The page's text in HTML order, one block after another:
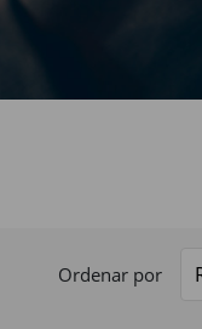
Ordenar por